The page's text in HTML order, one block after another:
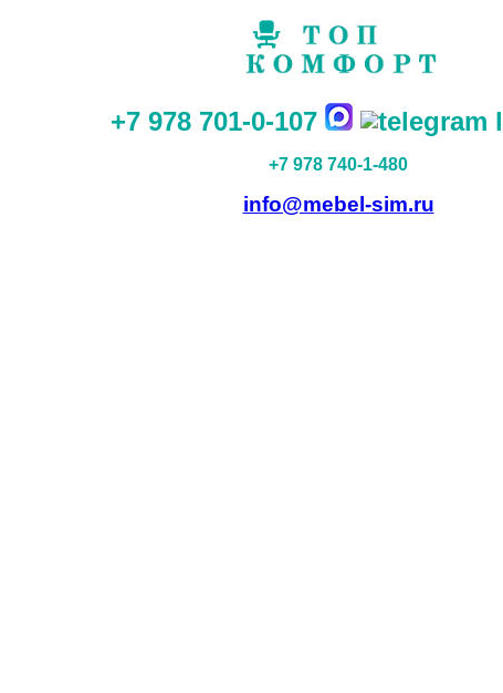
+7 978 701-0-107
+7 978 740-1-480
info@mebel-sim.ru